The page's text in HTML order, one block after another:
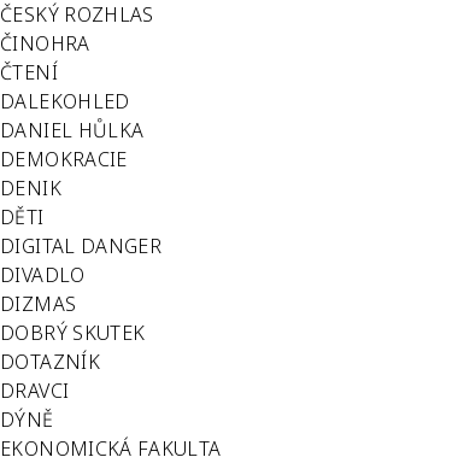
ČESKÝ ROZHLAS
ČINOHRA
ČTENÍ
DALEKOHLED
DANIEL HŮLKA
DEMOKRACIE
DENIK
DĚTI
DIGITAL DANGER
DIVADLO
DIZMAS
DOBRÝ SKUTEK
DOTAZNÍK
DRAVCI
DÝNĚ
EKONOMICKÁ FAKULTA